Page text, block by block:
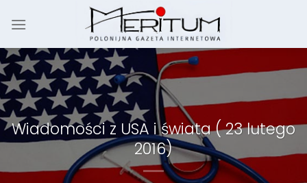
Wiadomości z USA i świata ( 23 lutego
2016)